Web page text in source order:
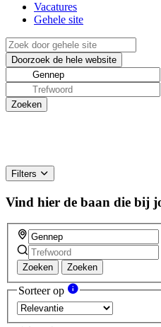
Vacatures
Gehele site
Filters
Vind hier de baan die bij
Zoeken Zoeken
Sorteer op